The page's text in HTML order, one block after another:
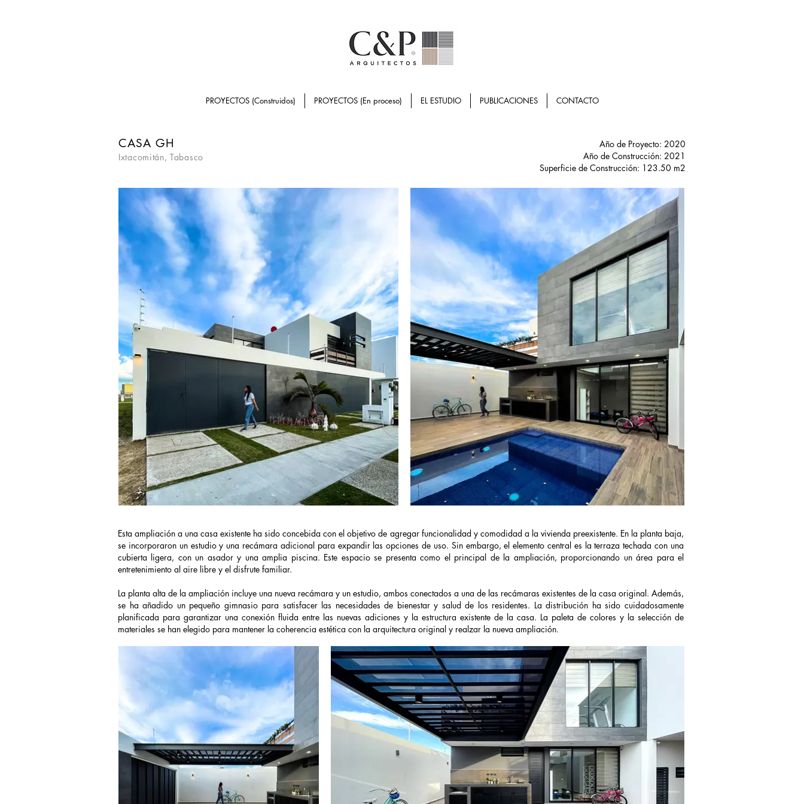
CASA GH
Ixtacomitán, Tabasco
Año de Proyecto: 2020
Año de Construcción: 2021
Superficie de Construcción: 123.50 m2
Esta ampliación a una casa existente ha sido concebida con el objetivo de agregar funcionalidad y comodidad a la vivienda preexistente. En la planta baja,
se incorporaron un estudio y una recámara adicional para expandir las opciones de uso. Sin embargo, el elemento central es la terraza techada con una
cubierta ligera, con un asador y una amplia piscina. Este espacio se presenta como el principal de la ampliación, proporcionando un área para el
entretenimiento al aire libre y el disfrute familiar.
La planta alta de la ampliación incluye una nueva recámara y un estudio, ambos conectados a una de las recámaras existentes de la casa original. Además,
se ha añadido un pequeño gimnasio para satisfacer las necesidades de bienestar y salud de los residentes. La distribución ha sido cuidadosamente
planificada para garantizar una conexión fluida entre las nuevas adiciones y la estructura existente de la casa. La paleta de colores y la selección de
materiales se han elegido para mantener la coherencia estética con la arquitectura original y realzar la nueva ampliación.
PROYECTOS (Construidos) PROYECTOS (En proceso) EL ESTUDIO PUBLICACIONES CONTACTO